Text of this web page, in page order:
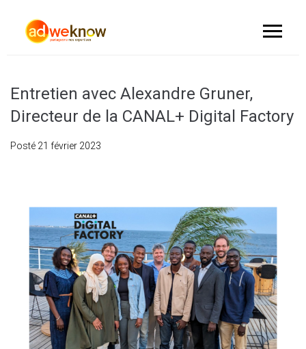
Entretien avec Alexandre Gruner,
Directeur de la CANAL+ Digital Factory
Posté 21 février 2023